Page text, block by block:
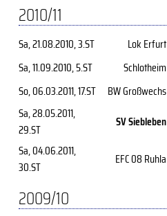
2010/11
Sa, 21.08.2010, 3.ST Lok Erfurt
Sa, 11.09.2010, 5.ST Schlotheim
So, 06.03.2011, 17.ST BW Großwechs
Sa, 28.05.2011,
29.ST
SV Siebleben
Sa, 04.06.2011,
30.ST
EFC 08 Ruhla
2009/10